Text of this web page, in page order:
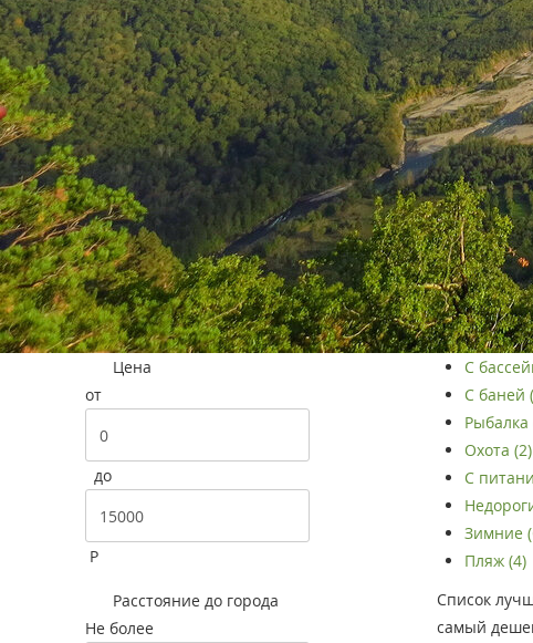
Цена
от
до
Р
Расстояние до города
Не более
С
С баней
Рыбалка
Охота (2)
С
Зимние
Пляж (4)
Список
самый